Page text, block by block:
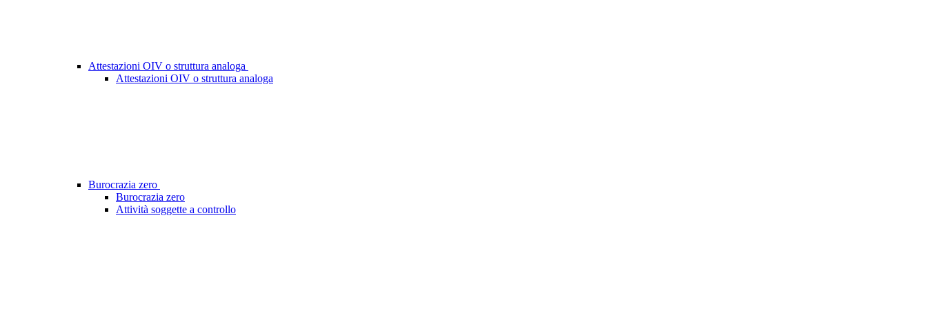
Attestazioni OIV o struttura analoga
Attestazioni OIV o struttura analoga
Burocrazia zero
Burocrazia zero
Attività soggette a controllo